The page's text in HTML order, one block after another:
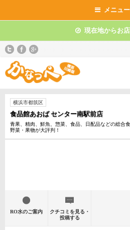
メニュー
現在地からお
横浜市都筑区
食品館あおば センター南駅前店
青果、精肉、鮮魚、惣菜、食品、日配品などの総合
野菜・果物が大評判！
RO水のご案内
クチコミを見る・
投稿する